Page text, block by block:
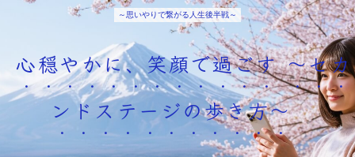
～思いやりで繋がる人生後半戦～
心穏やかに、笑顔で過ごす ～セカ
ンドステージの歩き方～